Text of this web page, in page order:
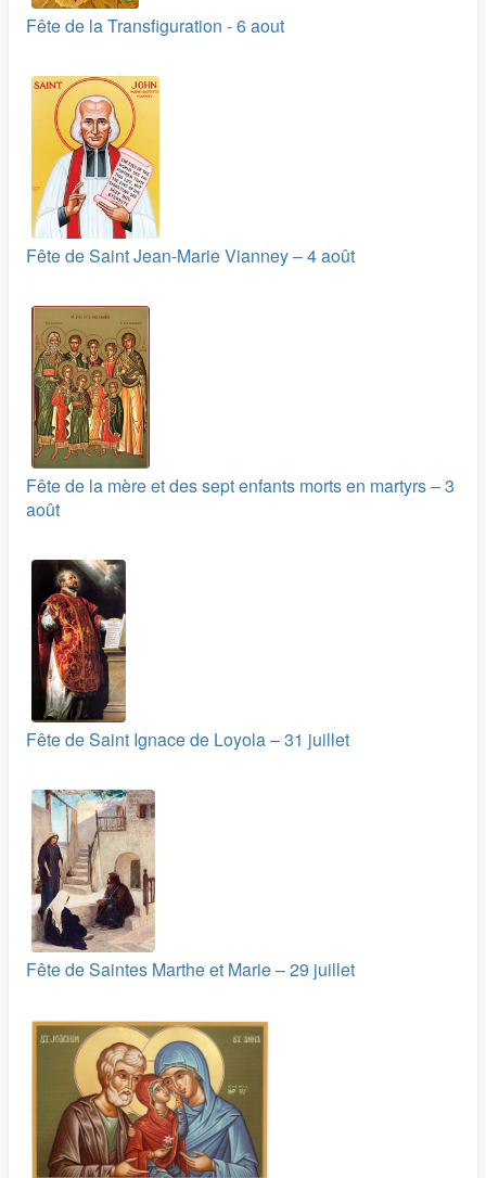
Fête de la Transfiguration - 6 aout
Fête de Saint Jean-Marie Vianney – 4 août
Fête de la mère et des sept enfants morts en martyrs – 3
août
Fête de Saint Ignace de Loyola – 31 juillet
Fête de Saintes Marthe et Marie – 29 juillet